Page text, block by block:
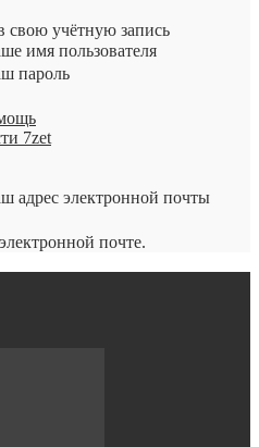
свою учётную запись
имя пользователя
пароль
7zet
адрес электронной почты
почте.